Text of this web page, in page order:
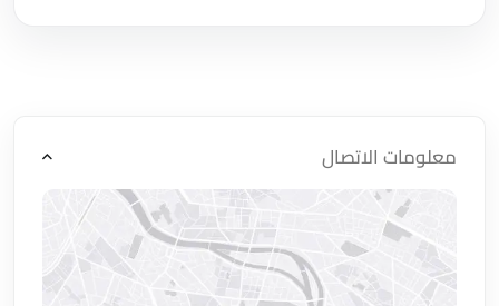
معلومات الاتصال